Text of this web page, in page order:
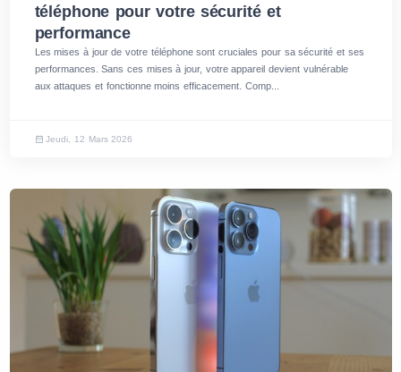
téléphone pour votre sécurité et
performance
Les mises à jour de votre téléphone sont cruciales pour sa sécurité et ses
performances. Sans ces mises à jour, votre appareil devient vulnérable
aux attaques et fonctionne moins efficacement. Comp...
Jeudi, 12 Mars 2026